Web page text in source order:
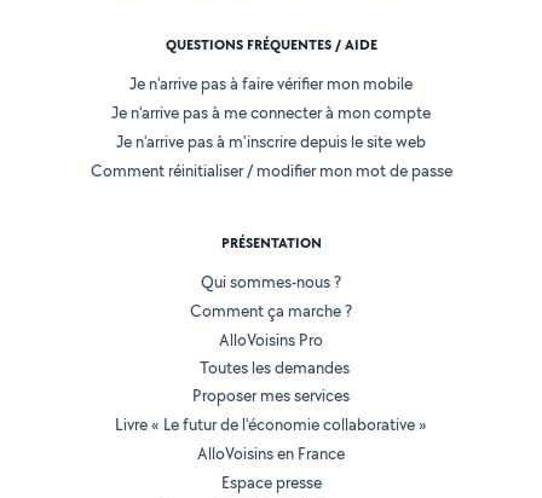
QUESTIONS FRÉQUENTES / AIDE
Je n'arrive pas à faire vérifier mon mobile
Je n'arrive pas à me connecter à mon compte
Je n'arrive pas à m'inscrire depuis le site web
Comment réinitialiser / modifier mon mot de passe
PRÉSENTATION
Qui sommes-nous ?
Comment ça marche ?
AlloVoisins Pro
Toutes les demandes
Proposer mes services
Livre « Le futur de l'économie collaborative »
AlloVoisins en France
Espace presse